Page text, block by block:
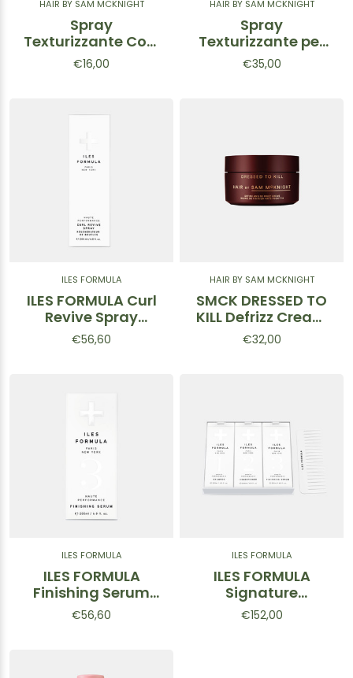
HAIR BY SAM MCKNIGHT
Spray
Texturizzante Cool
Girl Mini
€16,00
HAIR BY SAM MCKNIGHT
Spray
Texturizzante per
Capelli Cool Girl
€35,00
ILES FORMULA
ILES FORMULA Curl
Revive Spray
200ml
€56,60
HAIR BY SAM MCKNIGHT
SMCK DRESSED TO
KILL Defrizz Cream
50ml
€32,00
ILES FORMULA
ILES FORMULA
Finishing Serum
200ml
€56,60
ILES FORMULA
ILES FORMULA
Signature
Collection Box
€152,00